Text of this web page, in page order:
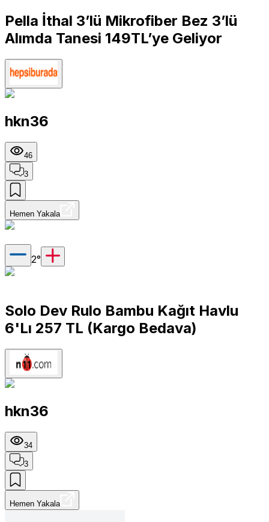
Pella İthal 3’lü Mikrofiber Bez 3’lü
Alımda Tanesi 149TL’ye Geliyor
hkn36
46
3
Hemen Yakala
2°
Solo Dev Rulo Bambu Kağıt Havlu
6'Lı 257 TL (Kargo Bedava)
hkn36
34
3
Hemen Yakala